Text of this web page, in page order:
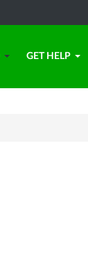
GET HELP